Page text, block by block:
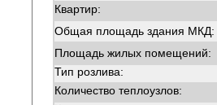
Квартир:
Общая площадь здания МКД:
Площадь жилых помещений:
Тип розлива:
Количество теплоузлов: